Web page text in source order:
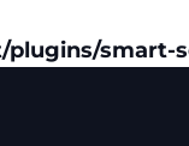
smart-